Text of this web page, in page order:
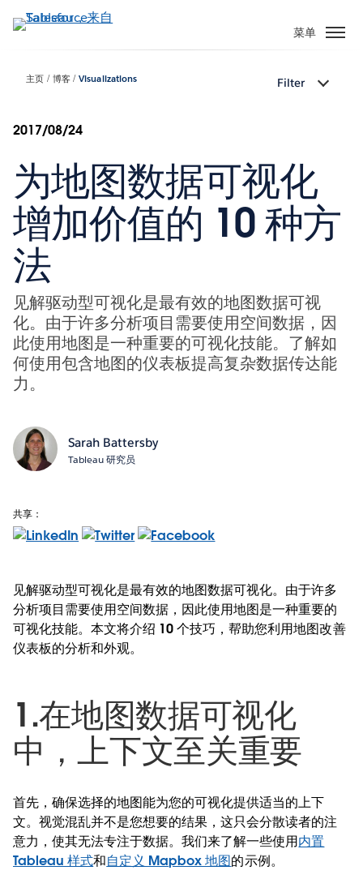
转
容
菜单
主页 博客 Visualizations Filter
2017/08/24
为地图数据可视化
增加价值的 10 种方
法
见解驱动型可视化是最有效的地图数据可视
化。由于许多分析项目需要使用空间数据，因
此使用地图是一种重要的可视化技能。了解如
何使用包含地图的仪表板提高复杂数据传达能
力。
Sarah Battersby
Tableau 研究员
共享：
见解驱动型可视化是最有效的地图数据可视化。由于许多
分析项目需要使用空间数据，因此使用地图是一种重要的
可视化技能。本文将介绍 10 个技巧，帮助您利用地图改善
仪表板的分析和外观。
1.在地图数据可视化
中，上下文至关重要
首先，确保选择的地图能为您的可视化提供适当的上下
文。视觉混乱并不是您想要的结果，这只会分散读者的注
意力，使其无法专注于数据。我们来了解一些使用内置
Tableau 样式和自定义 Mapbox 地图的示例。